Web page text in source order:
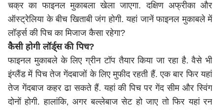
चक्र का फाइनल मुकाबला खेला जाएगा. दक्षिण अफ्रीका और
ऑस्ट्रेलिया के बीच खिताबी जंग होगी. यहां जानें फाइनल मुकाबले में
लॉर्ड्स की पिच का मिजाज कैसा रहेगा?
कैसी होगी लॉर्ड्स की पिच?
फाइनल मुकाबले के लिए ग्रीन टॉप तैयार किया जा रहा है. वैसे भी
इंग्लैंड में पिच तेज गेंदबाजों के लिए मुफीद रहती हैं. एक बार फिर यहां
तेज गेंदबाज कहर ढा सकते हैं. यहां की पिच पर गेंद सीम और स्विंग
दोनों होगी. हालांकि, अगर बल्लेबाज सेट हो जाए तो फिर यहां रन